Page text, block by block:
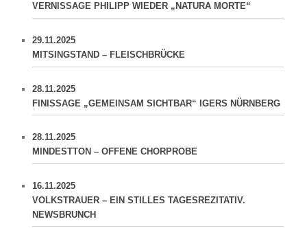
VERNISSAGE PHILIPP WIEDER „NATURA MORTE“
29.11.2025
MITSINGSTAND – FLEISCHBRÜCKE
28.11.2025
FINISSAGE „GEMEINSAM SICHTBAR“ IGERS NÜRNBERG
28.11.2025
MINDESTTON – OFFENE CHORPROBE
16.11.2025
VOLKSTRAUER – EIN STILLES TAGESREZITATIV.
NEWSBRUNCH